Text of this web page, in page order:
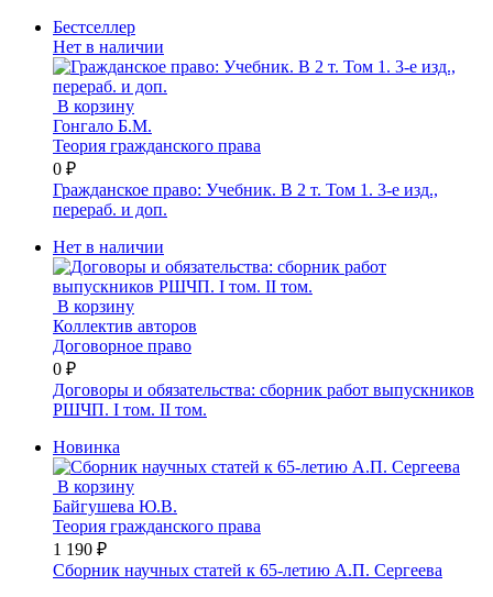
Бестселлер
Нет в наличии
В корзину
Гонгало Б.М.
Теория гражданского права
0 ₽
Гражданское право: Учебник. В 2 т. Том 1. 3-е изд.,
перераб. и доп.
Нет в наличии
В корзину
Коллектив авторов
Договорное право
0 ₽
Договоры и обязательства: сборник работ выпускников
РШЧП. I том. II том.
Новинка
В корзину
Байгушева Ю.В.
Теория гражданского права
1 190 ₽
Сборник научных статей к 65-летию А.П. Сергеева